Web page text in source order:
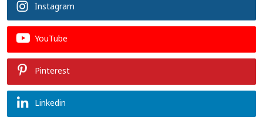
Instagram
YouTube
Pinterest
Linkedin